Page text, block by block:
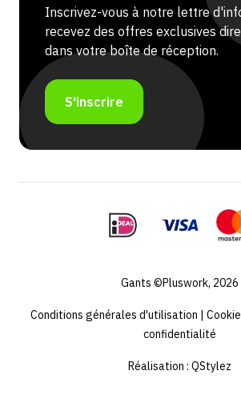
Inscrivez-vous à notre lettre
recevez des offres exclusives
dans votre boîte de réception.
S'inscrire
Gants ©Pluswork, 2026
Conditions générales d'utilisation |
confidentialité
Réalisation : QStylez